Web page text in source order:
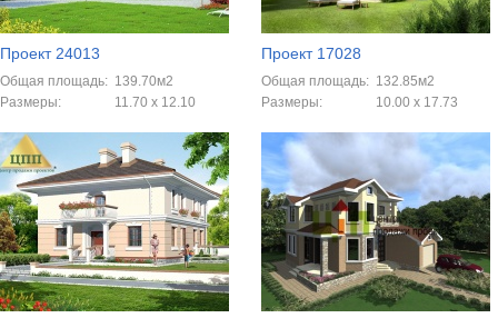
Проект 24013
Общая площадь: 139.70м2
Размеры:
11.70 x 12.10
Проект 17028
Общая площадь: 132.85м2
Размеры:
10.00 x 17.73